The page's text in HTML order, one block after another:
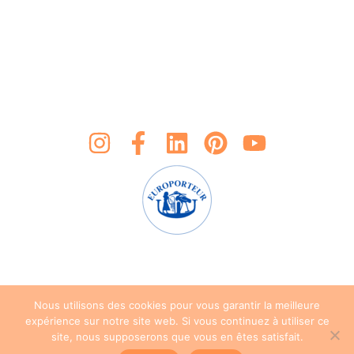
Nous utilisons des cookies pour vous garantir la meilleure
expérience sur notre site web. Si vous continuez à utiliser ce
site, nous supposerons que vous en êtes satisfait.